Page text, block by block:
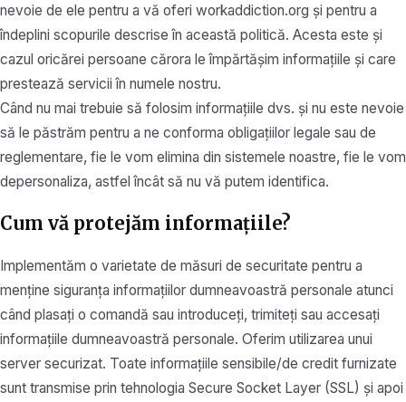
nevoie de ele pentru a vă oferi workaddiction.org și pentru a
îndeplini scopurile descrise în această politică. Acesta este și
cazul oricărei persoane cărora le împărtășim informațiile și care
prestează servicii în numele nostru.
Când nu mai trebuie să folosim informațiile dvs. și nu este nevoie
să le păstrăm pentru a ne conforma obligațiilor legale sau de
reglementare, fie le vom elimina din sistemele noastre, fie le vom
depersonaliza, astfel încât să nu vă putem identifica.
Cum vă protejăm informațiile?
Implementăm o varietate de măsuri de securitate pentru a
menține siguranța informațiilor dumneavoastră personale atunci
când plasați o comandă sau introduceți, trimiteți sau accesați
informațiile dumneavoastră personale. Oferim utilizarea unui
server securizat. Toate informațiile sensibile/de credit furnizate
sunt transmise prin tehnologia Secure Socket Layer (SSL) și apoi